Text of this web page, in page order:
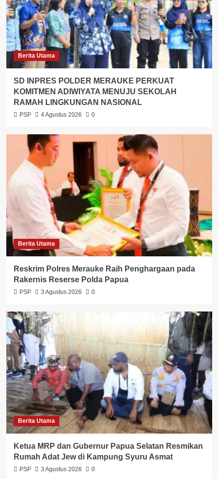
Berita Utama
SD INPRES POLDER MERAUKE PERKUAT
KOMITMEN ADIWIYATA MENUJU SEKOLAH
RAMAH LINGKUNGAN NASIONAL
PSP 4 Agustus 2026 0
Berita Utama
Reskrim Polres Merauke Raih Penghargaan pada
Rakernis Reserse Polda Papua
PSP 3 Agustus 2026 0
Berita Utama
Ketua MRP dan Gubernur Papua Selatan Resmikan
Rumah Adat Jew di Kampung Syuru Asmat
PSP 3 Agustus 2026 0